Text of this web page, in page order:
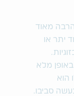
הרבה מאוד
יתר או
מלא
הוא
סביבו.